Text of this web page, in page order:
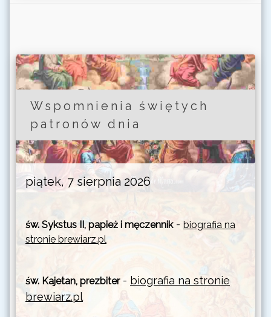
Wspomnienia świętych
patronów dnia
piątek, 7 sierpnia 2026
św. Sykstus II, papież i męczennik- biografia na
stronie brewiarz.pl
św. Kajetan, prezbiter- biografia na stronie
brewiarz.pl